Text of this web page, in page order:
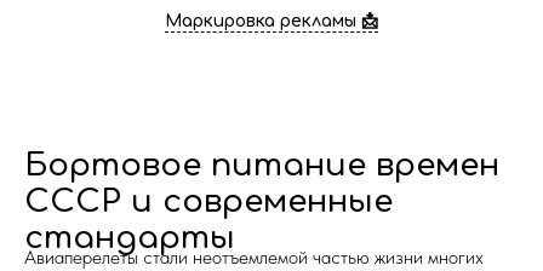
Маркировка рекламы 📩
Бортовое питание времен
СССР и современные
стандарты
Авиаперелеты стали неотъемлемой частью жизни многих